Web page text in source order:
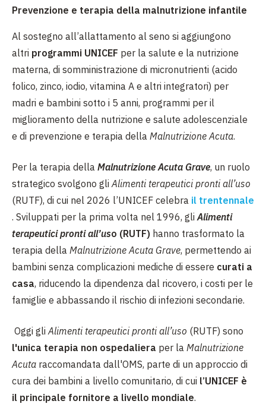
Prevenzione e terapia della malnutrizione infantile
Al sostegno all’allattamento al seno si aggiungono
altri programmi UNICEF per la salute e la nutrizione
materna, di somministrazione di micronutrienti (acido
folico, zinco, iodio, vitamina A e altri integratori) per
madri e bambini sotto i 5 anni, programmi per il
miglioramento della nutrizione e salute adolescenziale
e di prevenzione e terapia della Malnutrizione Acuta.
Per la terapia della Malnutrizione Acuta Grave, un ruolo
strategico svolgono gliAlimenti terapeutici pronti all’uso
(RUTF), di cui nel 2026 l’UNICEF celebra il trentennale
. Sviluppati per la prima volta nel 1996, gliAlimenti
terapeutici pronti all’uso (RUTF) hanno trasformato la
terapia della Malnutrizione Acuta Grave, permettendo ai
bambini senza complicazioni mediche di essere curati a
casa, riducendo la dipendenza dal ricovero, i costi per le
famiglie e abbassando il rischio di infezioni secondarie.
Oggi gliAlimenti terapeutici pronti all’uso (RUTF) sono
l'unica terapia non ospedaliera per la Malnutrizione
Acuta raccomandata dall'OMS, parte di un approccio di
cura dei bambini a livello comunitario, di cui l’UNICEF è
il principale fornitore a livello mondiale.